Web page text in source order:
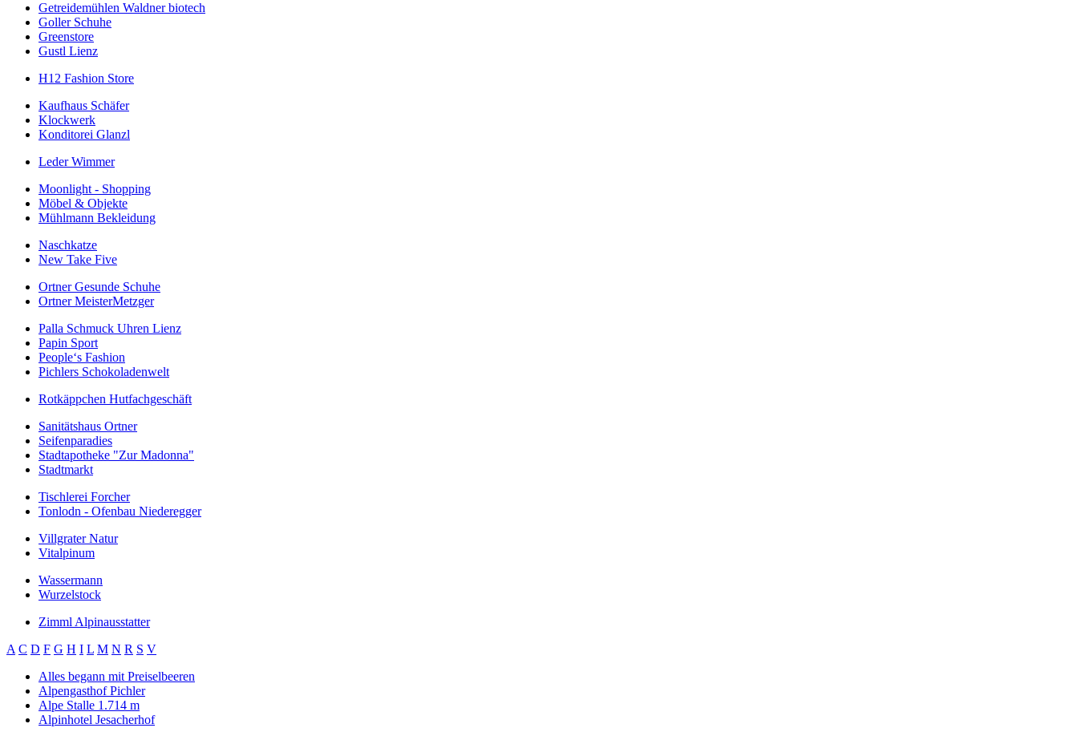
Getreidemühlen Waldner biotech
Goller Schuhe
Greenstore
Gustl Lienz
H12 Fashion Store
Kaufhaus Schäfer
Klockwerk
Konditorei Glanzl
Leder Wimmer
Moonlight - Shopping
Möbel & Objekte
Mühlmann Bekleidung
Naschkatze
New Take Five
Ortner Gesunde Schuhe
Ortner MeisterMetzger
Palla Schmuck Uhren Lienz
Papin Sport
People‘s Fashion
Pichlers Schokoladenwelt
Rotkäppchen Hutfachgeschäft
Sanitätshaus Ortner
Seifenparadies
Stadtapotheke "Zur Madonna"
Stadtmarkt
Tischlerei Forcher
Tonlodn - Ofenbau Niederegger
Villgrater Natur
Vitalpinum
Wassermann
Wurzelstock
Zimml Alpinausstatter
A C D F G H I L M N R S V
Alles begann mit Preiselbeeren
Alpengasthof Pichler
Alpe Stalle 1.714 m
Alpinhotel Jesacherhof